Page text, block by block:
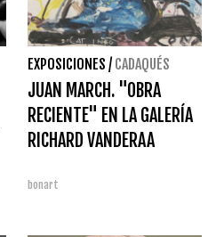
EXPOSICIONES / CADAQUÉS
JUAN MARCH. "OBRA
RECIENTE" EN LA GALERÍA
RICHARD VANDERAA
bonart